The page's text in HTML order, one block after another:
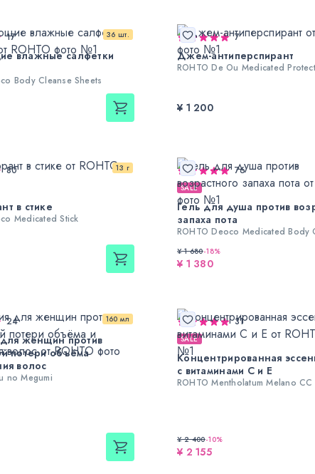
36 шт.
17
влажные салфетки
Body Cleanse Sheets
7
Джем-антиперспирант
ROHTO De Ou Medicated
¥ 1 200
13 г
80
в стике
Medicated Stick
76
SALE
Гель для душа против
запаха пота
ROHTO Deoco Medicated Body
¥ 1 680-18%
¥ 1 380
160 мл
24
женщин против
потери объёма
волос
no Megumi
31
SALE
Концентрированная
с витаминами С и Е
ROHTO Mentholatum Melano CC
¥ 2 400-10%
¥ 2 155